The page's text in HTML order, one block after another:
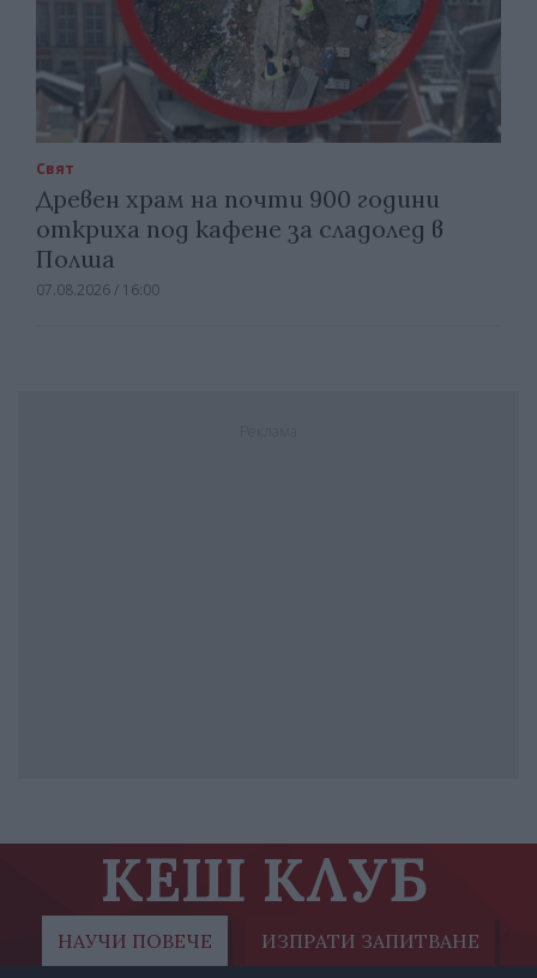
Свят
Древен храм на почти 900 години
откриха под кафене за сладолед в
Полша
07.08.2026 / 16:00
КЕШ КЛУБ
НАУЧИ ПОВЕЧЕ ИЗПРАТИ ЗАПИТВАНЕ